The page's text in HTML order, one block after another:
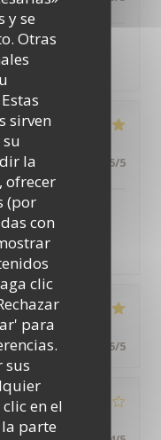
y se
Otras
sirven
la
ofrecer
(por
con
clic
para
sus
en el
parte
Et les repas
/5 Calidad / Precio 5/5
personnel très
toujours un très
/5 Calidad / Precio 5/5